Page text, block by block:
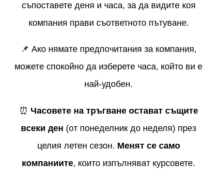
съпоставете деня и часа, за да видите коя
компания прави съответното пътуване.
📌 Ако нямате предпочитания за компания,
можете спокойно да изберете часа, който ви е
най-удобен.
⏰ Часовете на тръгване остават същите
всеки ден (от понеделник до неделя) през
целия летен сезон. Менят се само
компаниите, които изпълняват курсовете.